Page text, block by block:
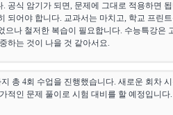
공식 암기가 되면, 문제에 그대로 적용하면
되어야 합니다. 교과서는 마치고, 학교 프린
으나 철저한 복습이 필요합니다. 수능특강
하는 것이 나을 것 같아서요.
총 4회 수업을 진행했습니다. 새로운 회차
적인 문제 풀이로 시험 대비를 할 예정입니